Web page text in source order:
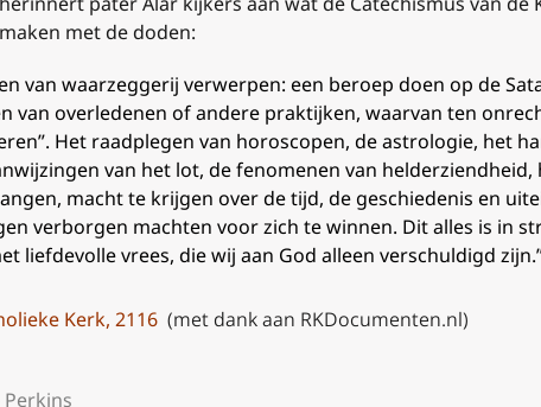
met de doden:
van waarzeggerij verwerpen: een beroep doen op de
van overledenen of andere praktijken, waarvan ten
Het raadplegen van horoscopen, de astrologie, het
van het lot, de fenomenen van
macht te krijgen over de tijd, de geschiedenis en
verborgen machten voor zich te winnen. Dit alles is in
liefdevolle vrees, die wij aan God alleen verschuldigd zijn.
Kerk, 2116 (met dank aan RKDocumenten.nl)